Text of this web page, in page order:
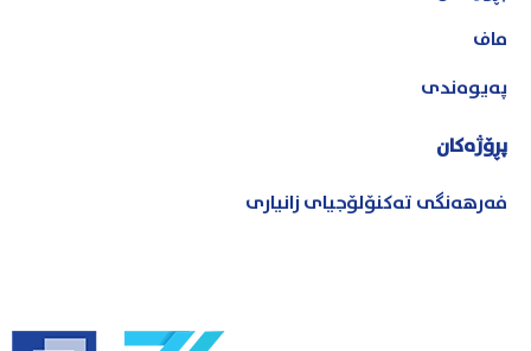
ماف
پەیوەندی
پڕۆژەکان
فەرهەنگی تەکنۆلۆجیای زانیاری